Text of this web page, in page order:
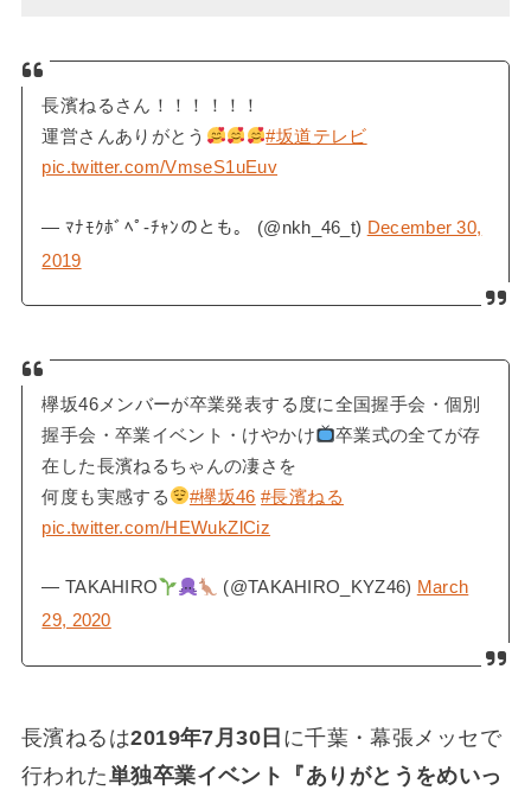
長濱ねるさん！！！！！！
運営さんありがとう
#坂道テレビ
pic.twitter.com/VmseS1uEuv
— ﾏﾅﾓｸﾎﾞﾍﾟ-ﾁｬﾝのとも。 (@nkh_46_t) December 30,
2019
欅坂46メンバーが卒業発表する度に全国握手会・個別
握手会・卒業イベント・けやかけ
卒業式の全てが存
在した長濱ねるちゃんの凄さを
何度も実感する
#欅坂46 #長濱ねる
pic.twitter.com/HEWukZlCiz
— TAKAHIRO (@TAKAHIRO_KYZ46) March
29, 2020
長濱ねるは2019年7月30日 に千葉・幕張メッセで
行われた単独卒業イベント『ありがとうをめいっ